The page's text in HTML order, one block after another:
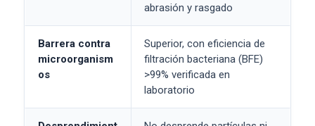
abrasión y rasgado
Barrera contra
microorganism
os
Superior, con eficiencia de
filtración bacteriana (BFE)
>99% verificada en
laboratorio